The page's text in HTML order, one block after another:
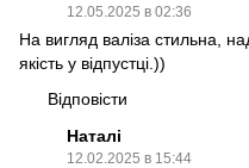
12.05.2025 в 02:36
На вигляд валіза стильна,
якість у відпустці.))
Відповісти
Наталі
12.02.2025 в 15:44